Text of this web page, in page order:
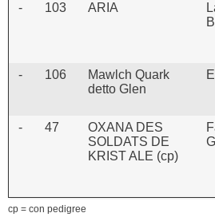
- 103 ARIA
- 106
Mawlch Quark
detto Glen
- 47
OXANA DES
SOLDATS DE
KRIST ALE (cp)
cp = con pedigree